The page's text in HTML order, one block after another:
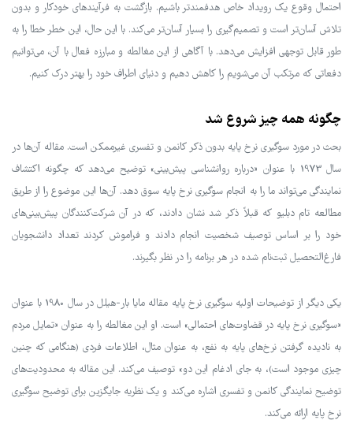
احتمال وقوع یک رویداد خاص هدفمندتر باشیم. بازگشت به فرآیندهای خودکار و بدون
تلاش آسان‌تر است و تصمیم‌گیری را بسیار آسان‌تر می‌کند. با این حال، این خطر خطا را به
طور قابل توجهی افزایش می‌دهد. با آگاهی از این مغالطه و مبارزه فعال با آن، می‌توانیم
دفعاتی که مرتکب آن می‌شویم را کاهش دهیم و دنیای اطراف خود را بهتر درک کنیم.
چگونه همه چیز شروع شد
بحث در مورد سوگیری نرخ پایه بدون ذکر کانمن و تفسری غیرممکن است. مقاله آن‌ها در
سال 1973 با عنوان «درباره روانشناسی پیش‌بینی» توضیح می‌دهد که چگونه اکتشاف
نمایندگی می‌تواند ما را به انجام سوگیری نرخ پایه سوق دهد. آن‌ها این موضوع را از طریق
مطالعه تام دبلیو که قبلاً ذکر شد نشان دادند، که در آن شرکت‌کنندگان پیش‌بینی‌های
خود را بر اساس توصیف شخصیت انجام دادند و فراموش کردند تعداد دانشجویان
فارغ‌التحصیل ثبت‌نام شده در هر برنامه را در نظر بگیرند.
یکی دیگر از توضیحات اولیه سوگیری نرخ پایه مقاله مایا بار-هیلل در سال 1980 با عنوان
«سوگیری نرخ پایه در قضاوت‌های احتمالی» است. او این مغالطه را به عنوان «تمایل مردم
به نادیده گرفتن نرخ‌های پایه به نفع، به عنوان مثال، اطلاعات فردی (هنگامی که چنین
چیزی موجود است)، به جای ادغام این دو» توصیف می‌کند. این مقاله به محدودیت‌های
توضیح نمایندگی کانمن و تفسری اشاره می‌کند و یک نظریه جایگزین برای توضیح سوگیری
نرخ پایه ارائه می‌کند.